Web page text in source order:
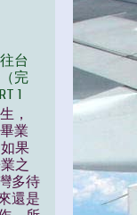
台
完
1
，
業
果
之
多待
還是